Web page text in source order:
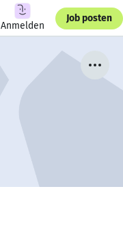
Anmelden
Job posten